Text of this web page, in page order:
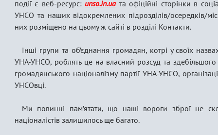
події є веб-ресурс: unso.in.uaта офіційні сторінки в
УНСО та наших відокремлених підрозділів/осередків/
них розміщено на цьому ж сайті в розділі Контакти.
Інші групи та об’єднання громадян, котрі у своїх
УНА-УНСО, роблять це на власний розсуд та здебільшого
громадянського націоналізму партії УНА-УНСО,
УНСОвці.
Ми повинні пам’ятати, що наші вороги зброї не
націоналістів залишилось ще багато.